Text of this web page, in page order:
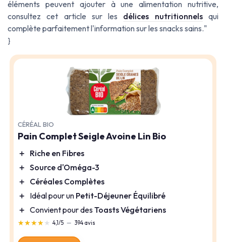
éléments peuvent ajouter à une alimentation nutritive,
consultez cet article sur les délices nutritionnelsqui
complète parfaitement l'information sur les snacks sains."
}
CÉRÉAL BIO
Pain Complet Seigle Avoine Lin Bio
＋ Riche en Fibres
＋ Source d'Oméga-3
＋ Céréales Complètes
＋ Idéal pour un Petit-Déjeuner Équilibré
＋ Convient pour desToasts Végétariens
★★★★★
★★★★★ 4,1/5 — 394 avis